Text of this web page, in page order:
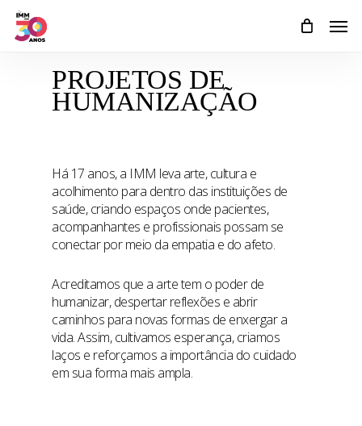
Skip
main
PROJETOS DE
HUMANIZAÇÃO
Há 17 anos, a IMM leva arte, cultura e
acolhimento para dentro das instituições de
saúde, criando espaços onde pacientes,
acompanhantes e profissionais possam se
conectar por meio da empatia e do afeto.
Acreditamos que a arte tem o poder de
humanizar, despertar reflexões e abrir
caminhos para novas formas de enxergar a
vida. Assim, cultivamos esperança, criamos
laços e reforçamos a importância do cuidado
em sua forma mais ampla.